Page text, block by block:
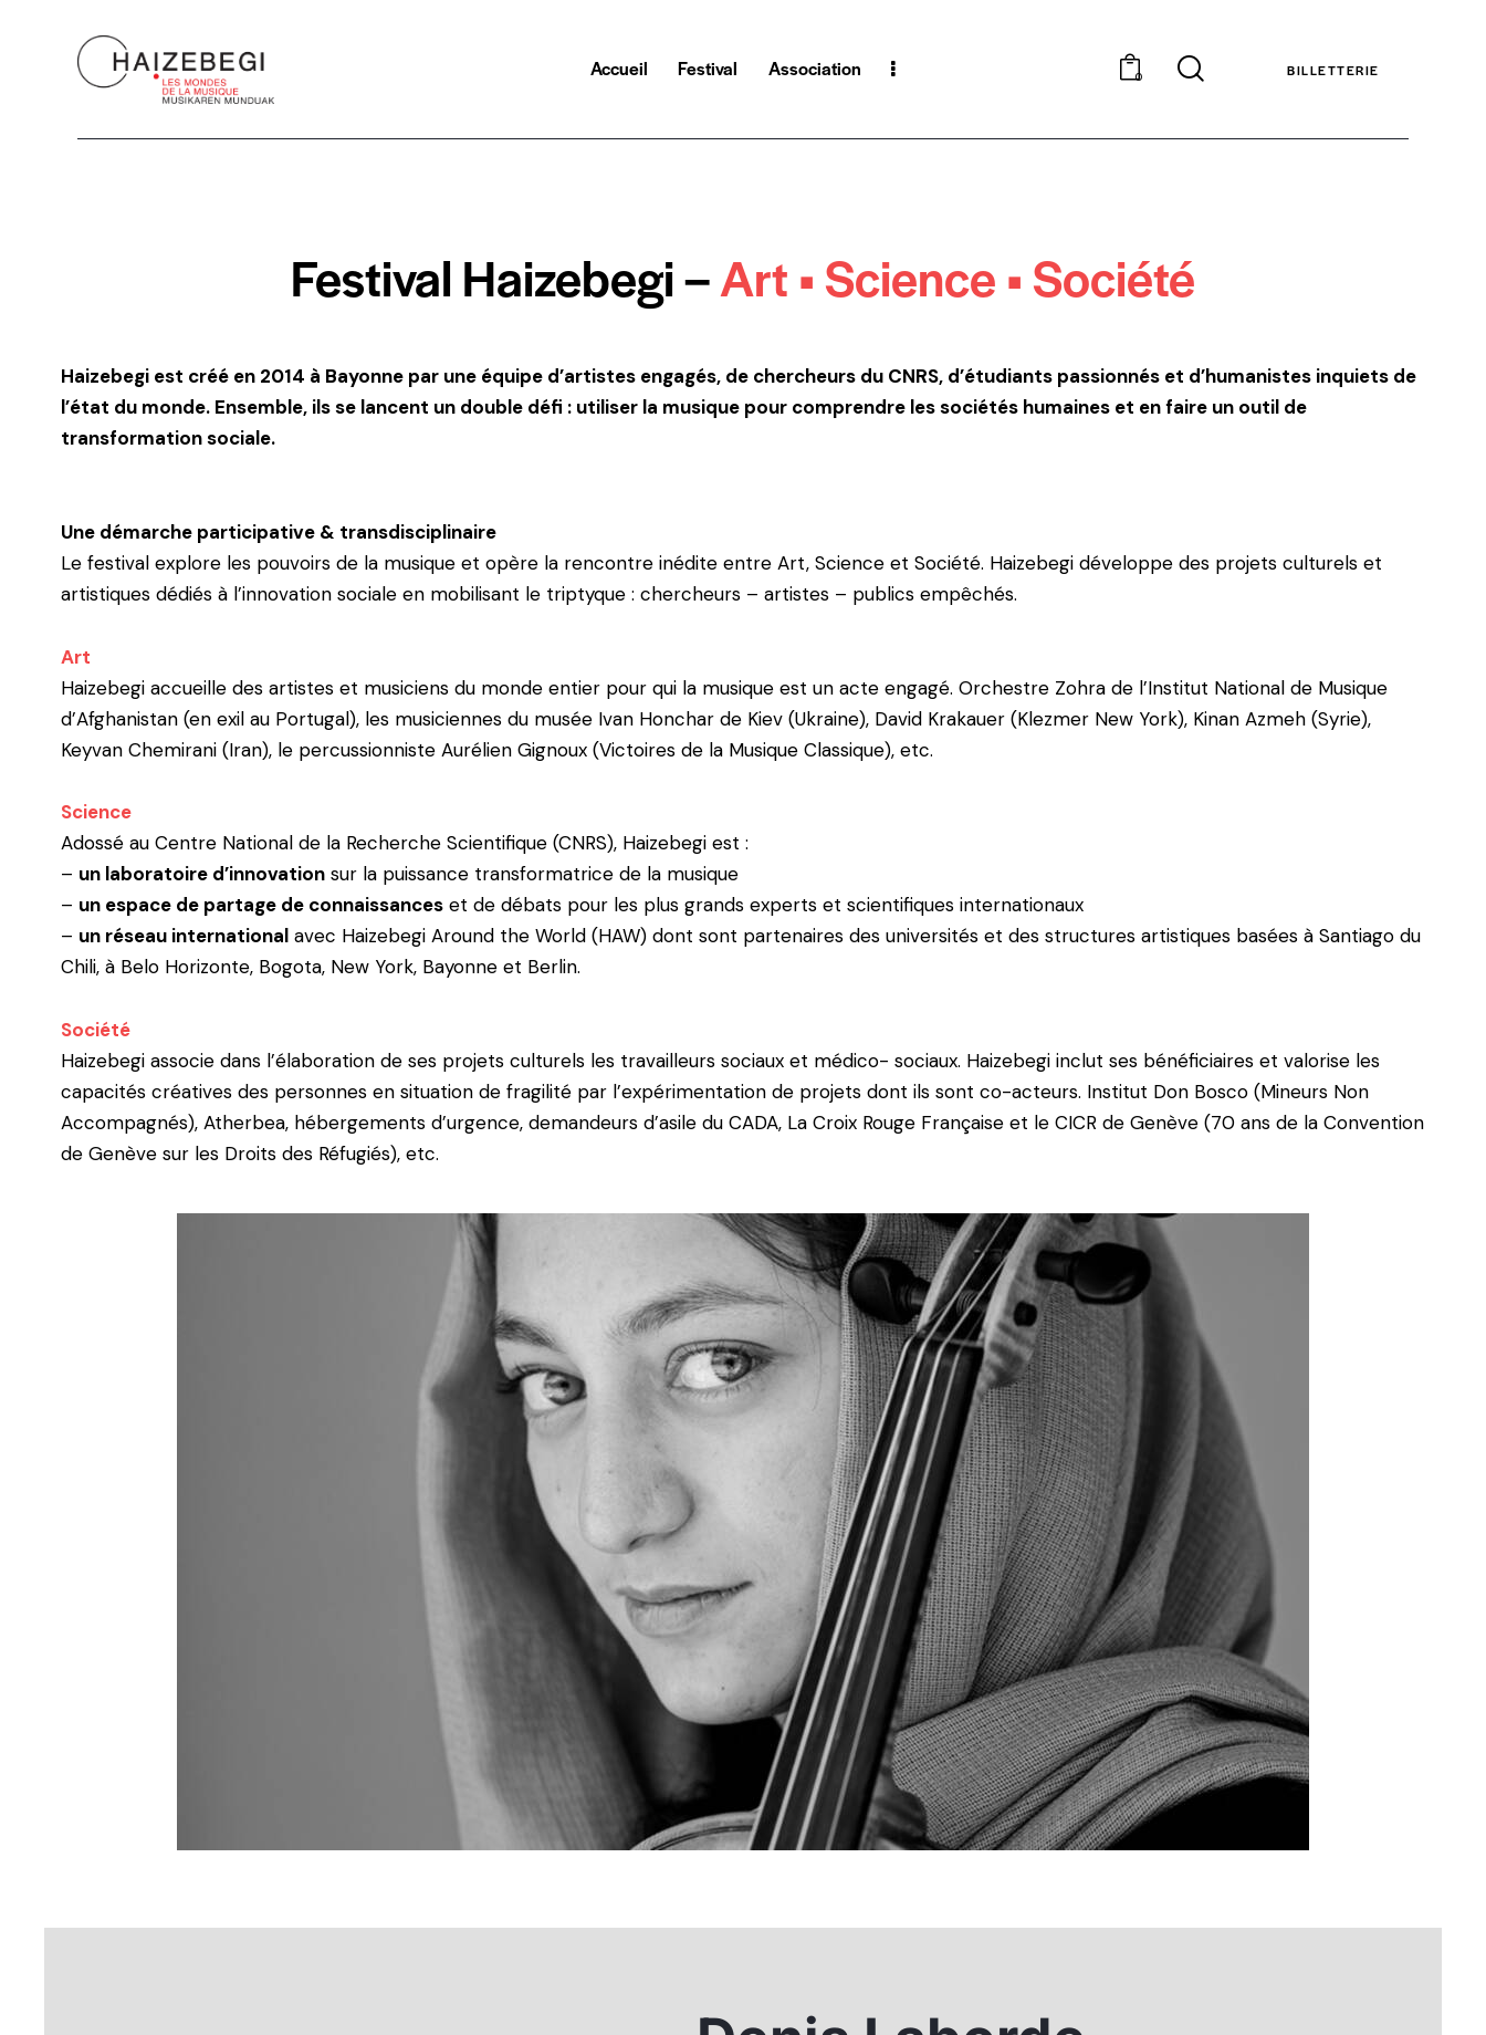
Accueil Festival Association 0 BILLETTERIE
Festival Haizebegi –Art • Science • Société
Haizebegi est créé en 2014 à Bayonne par une équipe d’artistes engagés, de chercheurs du CNRS, d’étudiants passionnés et d’humanistes inquiets de
l’état du monde. Ensemble, ils se lancent un double défi : utiliser la musique pour comprendre les sociétés humaines et en faire un outil de
transformation sociale.
Une démarche participative & transdisciplinaire
Le festival explore les pouvoirs de la musique et opère la rencontre inédite entre Art, Science et Société. Haizebegi développe des projets culturels et
artistiques dédiés à l’innovation sociale en mobilisant le triptyque : chercheurs – artistes – publics empêchés.
Art
Haizebegi accueille des artistes et musiciens du monde entier pour qui la musique est un acte engagé. Orchestre Zohra de l’Institut National de Musique
d’Afghanistan (en exil au Portugal), les musiciennes du musée Ivan Honchar de Kiev (Ukraine), David Krakauer (Klezmer New York), Kinan Azmeh (Syrie),
Keyvan Chemirani (Iran), le percussionniste Aurélien Gignoux (Victoires de la Musique Classique), etc.
Science
Adossé au Centre National de la Recherche Scientifique (CNRS), Haizebegi est :
– un laboratoire d’innovation sur la puissance transformatrice de la musique
– un espace de partage de connaissances et de débats pour les plus grands experts et scientifiques internationaux
– un réseau international avec Haizebegi Around the World (HAW) dont sont partenaires des universités et des structures artistiques basées à Santiago du
Chili, à Belo Horizonte, Bogota, New York, Bayonne et Berlin.
Société
Haizebegi associe dans l’élaboration de ses projets culturels les travailleurs sociaux et médico- sociaux. Haizebegi inclut ses bénéficiaires et valorise les
capacités créatives des personnes en situation de fragilité par l’expérimentation de projets dont ils sont co-acteurs. Institut Don Bosco (Mineurs Non
Accompagnés), Atherbea, hébergements d’urgence, demandeurs d’asile du CADA, La Croix Rouge Française et le CICR de Genève (70 ans de la Convention
de Genève sur les Droits des Réfugiés), etc.